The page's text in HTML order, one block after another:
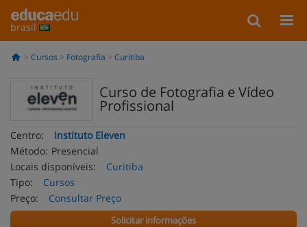
brasil
Cursos Fotografia Curitiba
Curso de Fotografia e Vídeo
Profissional
Centro:
Instituto Eleven
Método: Presencial
Locais disponíveis:
Curitiba
Tipo:
Cursos
Preço:
Consultar Preço
Solicitar informações